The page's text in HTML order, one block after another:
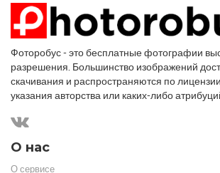
Фоторобус - это бесплатные фотографии
разрешения. Большинство изображений
скачивания и распространяются по
указания авторства или каких-либо
О нас
О сервисе